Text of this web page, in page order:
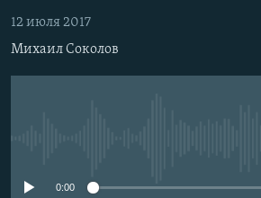
Вернутся
поиску
КАВКАЗ.РЕАЛИИ
СЕВЕР.РЕАЛИИ
12 июля 2017
Михаил Соколов
0:00